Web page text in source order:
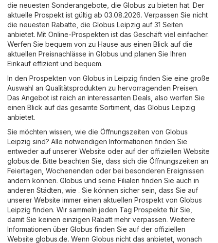
die neuesten Sonderangebote, die Globus zu bieten hat. Der
aktuelle Prospekt ist gültig ab 03.08.2026. Verpassen Sie nicht
die neuesten Rabatte, die Globus Leipzig auf 31 Seiten
anbietet. Mit Online-Prospekten ist das Geschäft viel einfacher.
Werfen Sie bequem von zu Hause aus einen Blick auf die
aktuellen Preisnachlässe in Globus und planen Sie Ihren
Einkauf effizient und bequem.
In den Prospekten von Globus in Leipzig finden Sie eine große
Auswahl an Qualitätsprodukten zu hervorragenden Preisen.
Das Angebot ist reich an interessanten Deals, also werfen Sie
einen Blick auf das gesamte Sortiment, das Globus Leipzig
anbietet.
Sie möchten wissen, wie die Öffnungszeiten von Globus
Leipzig sind? Alle notwendigen Informationen finden Sie
entweder auf unserer Website oder auf der offiziellen Website
globus.de. Bitte beachten Sie, dass sich die Öffnungszeiten an
Feiertagen, Wochenenden oder bei besonderen Ereignissen
ändern können. Globus und seine Filialen finden Sie auch in
anderen Städten, wie . Sie können sicher sein, dass Sie auf
unserer Website immer einen aktuellen Prospekt von Globus
Leipzig finden. Wir sammeln jeden Tag Prospekte für Sie,
damit Sie keinen einzigen Rabatt mehr verpassen. Weitere
Informationen über Globus finden Sie auf der offiziellen
Website globus.de. Wenn Globus nicht das anbietet, wonach